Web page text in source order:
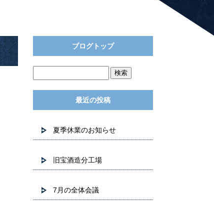
ブログトップ
最近の投稿
夏季休業のお知らせ
旧宝酒造分工場
7月の全体会議